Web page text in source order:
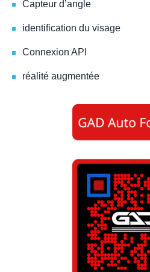
Capteur d’angle
identification du visage
Connexion API
réalité augmentée